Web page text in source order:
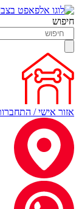
חיפוש
אזור אישי /